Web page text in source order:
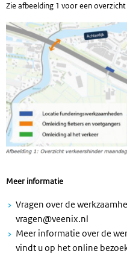
Zie afbeelding 1 voor een
Meer informatie
Vragen over de
vragen@veenix.nl
Meer informatie over de
vindt u op het online